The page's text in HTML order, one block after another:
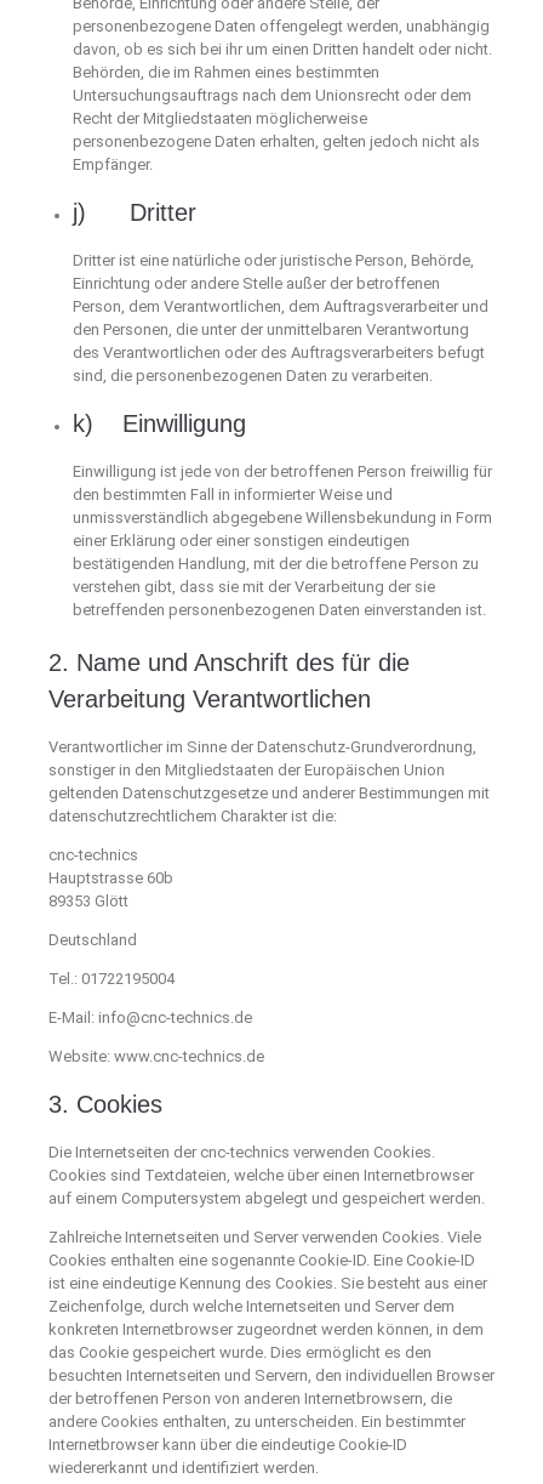
personenbezogene Daten offengelegt werden, unabhängig
davon, ob es sich bei ihr um einen Dritten handelt oder nicht.
Behörden, die im Rahmen eines bestimmten
Untersuchungsauftrags nach dem Unionsrecht oder dem
Recht der Mitgliedstaaten möglicherweise
personenbezogene Daten erhalten, gelten jedoch nicht als
Empfänger.
j) Dritter
Dritter ist eine natürliche oder juristische Person, Behörde,
Einrichtung oder andere Stelle außer der betroffenen
Person, dem Verantwortlichen, dem Auftragsverarbeiter und
den Personen, die unter der unmittelbaren Verantwortung
des Verantwortlichen oder des Auftragsverarbeiters befugt
sind, die personenbezogenen Daten zu verarbeiten.
k) Einwilligung
Einwilligung ist jede von der betroffenen Person freiwillig für
den bestimmten Fall in informierter Weise und
unmissverständlich abgegebene Willensbekundung in Form
einer Erklärung oder einer sonstigen eindeutigen
bestätigenden Handlung, mit der die betroffene Person zu
verstehen gibt, dass sie mit der Verarbeitung der sie
betreffenden personenbezogenen Daten einverstanden ist.
2. Name und Anschrift des für die
Verarbeitung Verantwortlichen
Verantwortlicher im Sinne der Datenschutz-Grundverordnung,
sonstiger in den Mitgliedstaaten der Europäischen Union
geltenden Datenschutzgesetze und anderer Bestimmungen mit
datenschutzrechtlichem Charakter ist die:
cnc-technics
Hauptstrasse 60b
89353 Glött
Deutschland
Tel.: 01722195004
E-Mail: info@cnc-technics.de
Website: www.cnc-technics.de
3. Cookies
Die Internetseiten der cnc-technics verwenden Cookies.
Cookies sind Textdateien, welche über einen Internetbrowser
auf einem Computersystem abgelegt und gespeichert werden.
Zahlreiche Internetseiten und Server verwenden Cookies. Viele
Cookies enthalten eine sogenannte Cookie-ID. Eine Cookie-ID
ist eine eindeutige Kennung des Cookies. Sie besteht aus einer
Zeichenfolge, durch welche Internetseiten und Server dem
konkreten Internetbrowser zugeordnet werden können, in dem
das Cookie gespeichert wurde. Dies ermöglicht es den
besuchten Internetseiten und Servern, den individuellen Browser
der betroffenen Person von anderen Internetbrowsern, die
andere Cookies enthalten, zu unterscheiden. Ein bestimmter
Internetbrowser kann über die eindeutige Cookie-ID
wiedererkannt und identifiziert werden.